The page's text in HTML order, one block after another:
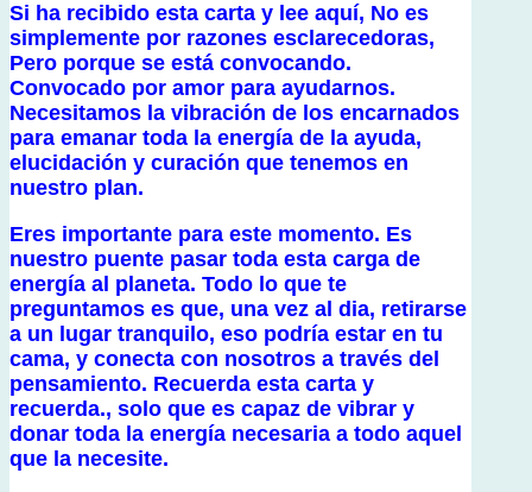
Si ha recibido esta carta y lee aquí, No es
simplemente por razones esclarecedoras,
Pero porque se está convocando.
Convocado por amor para ayudarnos.
Necesitamos la vibración de los encarnados
para emanar toda la energía de la ayuda,
elucidación y curación que tenemos en
nuestro plan.
Eres importante para este momento. Es
nuestro puente pasar toda esta carga de
energía al planeta. Todo lo que te
preguntamos es que, una vez al dia, retirarse
a un lugar tranquilo, eso podría estar en tu
cama, y conecta con nosotros a través del
pensamiento. Recuerda esta carta y
recuerda., solo que es capaz de vibrar y
donar toda la energía necesaria a todo aquel
que la necesite.